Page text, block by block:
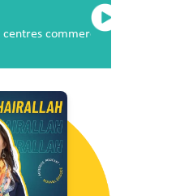
centres commerciaux de demain